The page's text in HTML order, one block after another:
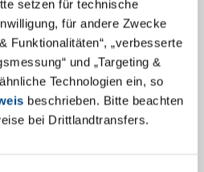
setzen für technische
für andere Zwecke
Funktionalitäten“, „verbesserte
und „Targeting &
Technologien ein, so
beschrieben. Bitte beachten
bei Drittlandtransfers.